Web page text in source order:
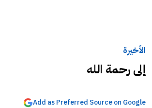
الأخيرة
إلى رحمة الله
Add as Preferred Source on Google